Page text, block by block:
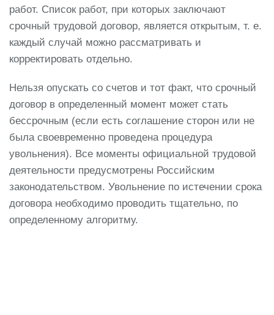
работ. Список работ, при которых заключают
срочный трудовой договор, является открытым, т. е.
каждый случай можно рассматривать и
корректировать отдельно.
Нельзя опускать со счетов и тот факт, что срочный
договор в определенный момент может стать
бессрочным (если есть соглашение сторон или не
была своевременно проведена процедура
увольнения). Все моменты официальной трудовой
деятельности предусмотрены Российским
законодательством. Увольнение по истечении срока
договора необходимо проводить тщательно, по
определенному алгоритму.